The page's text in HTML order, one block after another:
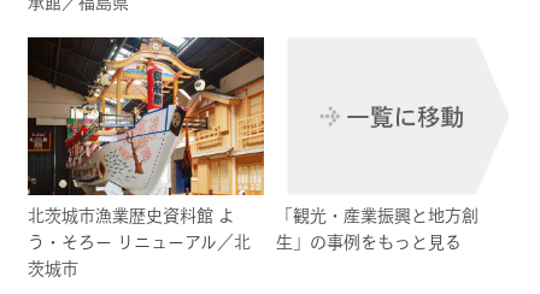
北茨城市漁業歴史資料館 よ
う・そろー リニューアル／北
茨城市
「観光・産業振興と地方創
生」の事例をもっと見る